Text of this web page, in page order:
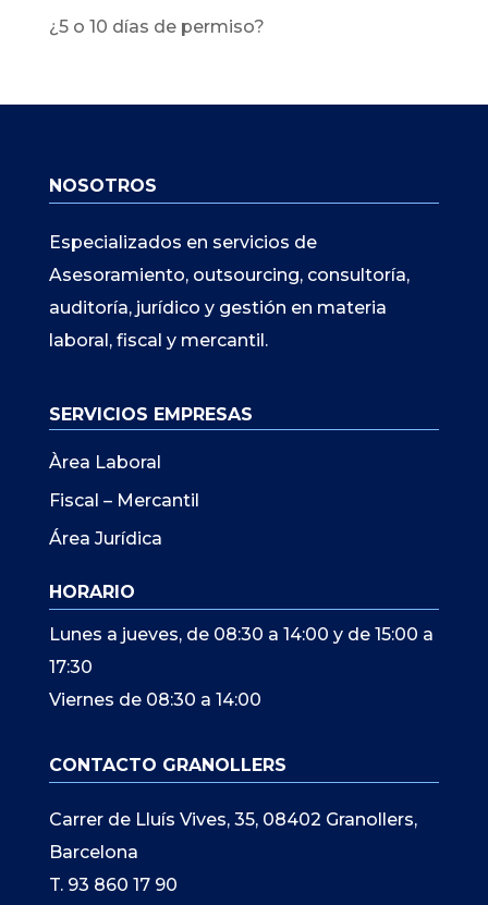
¿5 o 10 días de permiso?
NOSOTROS
Especializados en servicios de
Asesoramiento, outsourcing, consultoría,
auditoría, jurídico y gestión en materia
laboral, fiscal y mercantil.
SERVICIOS EMPRESAS
Àrea Laboral
Fiscal – Mercantil
Área Jurídica
HORARIO
Lunes a jueves, de 08:30 a 14:00 y de 15:00 a
17:30
Viernes de 08:30 a 14:00
CONTACTO GRANOLLERS
Carrer de Lluís Vives, 35, 08402 Granollers,
Barcelona
T. 93 860 17 90